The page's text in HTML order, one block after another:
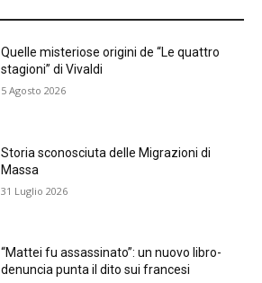
Quelle misteriose origini de “Le quattro
stagioni” di Vivaldi
5 Agosto 2026
Storia sconosciuta delle Migrazioni di
Massa
31 Luglio 2026
“Mattei fu assassinato”: un nuovo libro-
denuncia punta il dito sui francesi